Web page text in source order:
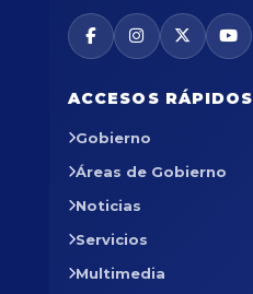
ACCESOS RÁPIDOS
Gobierno
Áreas de Gobierno
Noticias
Servicios
Multimedia